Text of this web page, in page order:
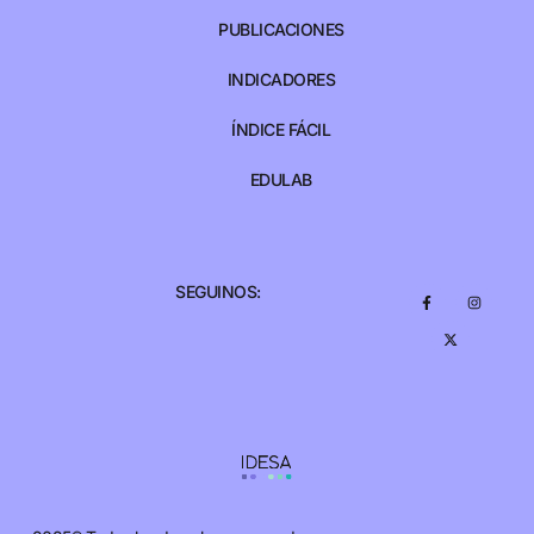
PUBLICACIONES
INDICADORES
ÍNDICE FÁCIL
EDULAB
SEGUINOS: